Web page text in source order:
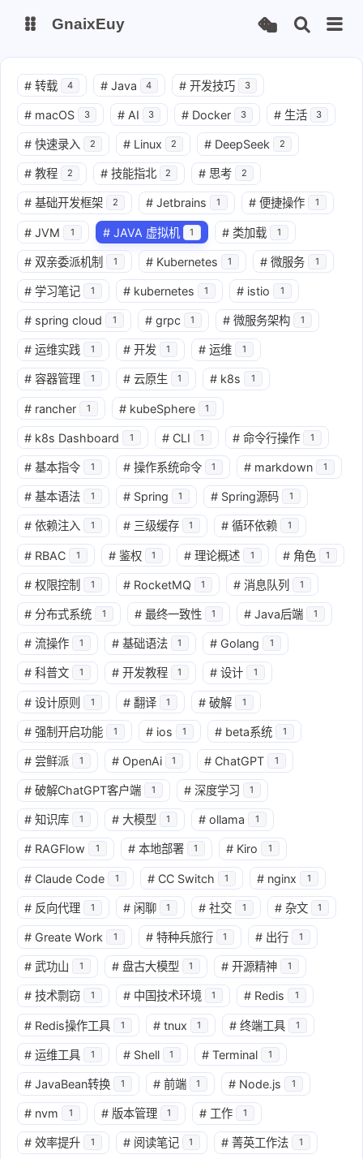
主页
站点运行监测 Nas私有云
it-tools工具集 ChatGPT-Next
爱国学习平台(暂时关闭) LobeHub 智能AI聚合站
GnaixEuy
# 转载 4 # Java 4 # 开发技巧 3
# macOS 3 # AI 3 # Docker 3 # 生活 3
# 快速录入 2 # Linux 2 # DeepSeek 2
# 教程 2 # 技能指北 2 # 思考 2
# 基础开发框架 2 # Jetbrains 1 # 便捷操作 1
# JVM 1 # JAVA 虚拟机 1 # 类加载 1
# 双亲委派机制 1 # Kubernetes 1 # 微服务 1
# 学习笔记 1 # kubernetes 1 # istio 1
# spring cloud 1 # grpc 1 # 微服务架构 1
# 运维实践 1 # 开发 1 # 运维 1
# 容器管理 1 # 云原生 1 # k8s 1
# rancher 1 # kubeSphere 1
# k8s Dashboard 1 # CLI 1 # 命令行操作 1
# 基本指令 1 # 操作系统命令 1 # markdown 1
# 基本语法 1 # Spring 1 # Spring源码 1
# 依赖注入 1 # 三级缓存 1 # 循环依赖 1
# RBAC 1 # 鉴权 1 # 理论概述 1 # 角色 1
# 权限控制 1 # RocketMQ 1 # 消息队列 1
# 分布式系统 1 # 最终一致性 1 # Java后端 1
# 流操作 1 # 基础语法 1 # Golang 1
# 科普文 1 # 开发教程 1 # 设计 1
# 设计原则 1 # 翻译 1 # 破解 1
# 强制开启功能 1 # ios 1 # beta系统 1
# 尝鲜派 1 # OpenAi 1 # ChatGPT 1
# 破解ChatGPT客户端 1 # 深度学习 1
# 知识库 1 # 大模型 1 # ollama 1
# RAGFlow 1 # 本地部署 1 # Kiro 1
# Claude Code 1 # CC Switch 1 # nginx 1
# 反向代理 1 # 闲聊 1 # 社交 1 # 杂文 1
# Greate Work 1 # 特种兵旅行 1 # 出行 1
# 武功山 1 # 盘古大模型 1 # 开源精神 1
# 技术剽窃 1 # 中国技术环境 1 # Redis 1
# Redis操作工具 1 # tnux 1 # 终端工具 1
# 运维工具 1 # Shell 1 # Terminal 1
# JavaBean转换 1 # 前端 1 # Node.js 1
# nvm 1 # 版本管理 1 # 工作 1
# 效率提升 1 # 阅读笔记 1 # 菁英工作法 1